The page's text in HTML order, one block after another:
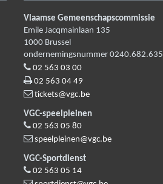
Vlaamse Gemeenschapscommissie
Emile Jacqmainlaan 135
1000 Brussel
ondernemingsnummer 0240.682.635
02 563 03 00
02 563 04 49
tickets@vgc.be
VGC-speelpleinen
02 563 05 80
speelpleinen@vgc.be
VGC-Sportdienst
02 563 05 14